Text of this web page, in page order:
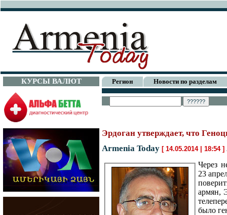
КУРСЫ ВАЛЮТ Регион Новости по разделам
Эрдоган утверждает, что
Armenia Today [ 14.05.2014 | 18:54 ]
Через
23
армян,
было